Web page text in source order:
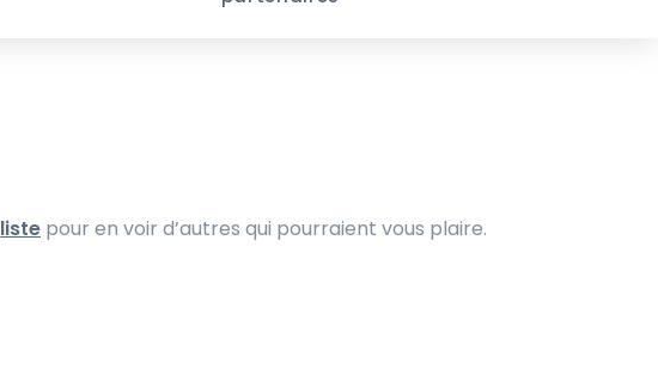
liste pour en voir d’autres qui pourraient vous plaire.